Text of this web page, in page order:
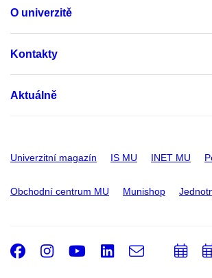
O univerzitě
Kontakty
Aktuálně
Univerzitní magazín IS MU INET MU
Obchodní centrum MU Munishop
Facebook
Instagram
Youtube
LinkedIn
e-